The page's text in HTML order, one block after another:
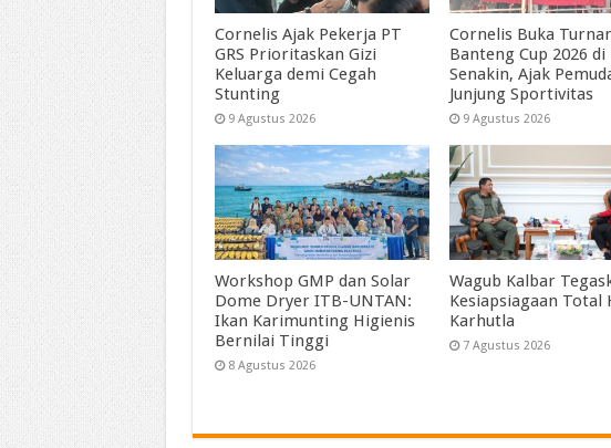
Cornelis Ajak Pekerja PT
GRS Prioritaskan Gizi
Keluarga demi Cegah
Stunting
9 Agustus 2026
Cornelis Buka
Banteng Cup 2026 di
Senakin, Ajak
Junjung Sportivitas
9 Agustus 2026
Workshop GMP dan Solar
Dome Dryer ITB-UNTAN:
Ikan Karimunting Higienis
Bernilai Tinggi
8 Agustus 2026
Wagub Kalbar
Kesiapsiagaan Total
Karhutla
7 Agustus 2026